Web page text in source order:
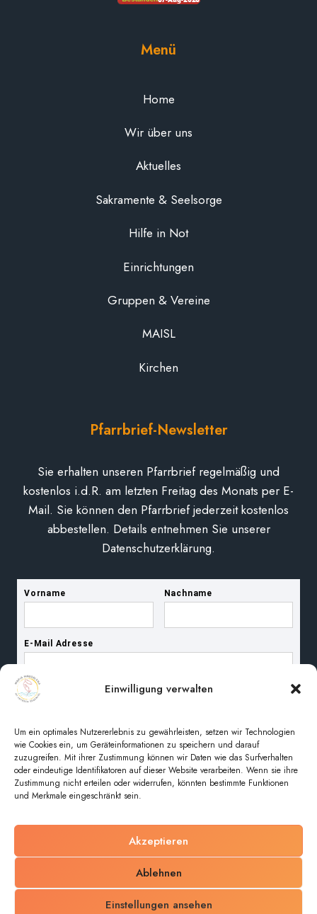
Einwilligung verwalten
Um ein optimales Nutzererlebnis zu gewährleisten, setzen wir Technologien
wie Cookies ein, um Geräteinformationen zu speichern und darauf
zuzugreifen. Mit ihrer Zustimmung können wir Daten wie das Surfverhalten
oder eindeutige Identifikatoren auf dieser Website verarbeiten. Wenn sie ihre
Zustimmung nicht erteilen oder widerrufen, könnten bestimmte Funktionen
und Merkmale eingeschränkt sein.
Akzeptieren
Ablehnen
Einstellungen ansehen
Menü
Home
Wir über uns
Aktuelles
Sakramente & Seelsorge
Hilfe in Not
Einrichtungen
Gruppen & Vereine
MAISL
Kirchen
Pfarrbrief-Newsletter
Sie erhalten unseren Pfarrbrief regelmäßig und
kostenlos i.d.R. am letzten Freitag des Monats per E-
Mail. Sie können den Pfarrbrief jederzeit kostenlos
abbestellen. Details entnehmen Sie unserer
Datenschutzerklärung.
© 2026 Pfarreiengemeinschaft Maria Magdalena im
unteren Regental